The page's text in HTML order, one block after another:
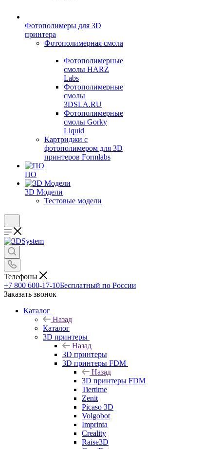
Фотополимеры для 3D
принтера
Фотополимерная смола
Фотополимерные
смолы HARZ
Labs
Фотополимерные
смолы
3DSLA.RU
Фотополимерные
смолы Gorky
Liquid
Картриджи с
фотополимером для 3D
принтеров Formlabs
ПО
3D Модели
Тестовые модели
Телефоны
+7 800 600-17-10Бесплатный по России
Заказать звонок
Каталог
Назад
Каталог
3D принтеры
Назад
3D принтеры
3D принтеры FDM
Назад
3D принтеры FDM
Tiertime
Zenit
Picaso 3D
Volgobot
Imprinta
Creality
Raise3D